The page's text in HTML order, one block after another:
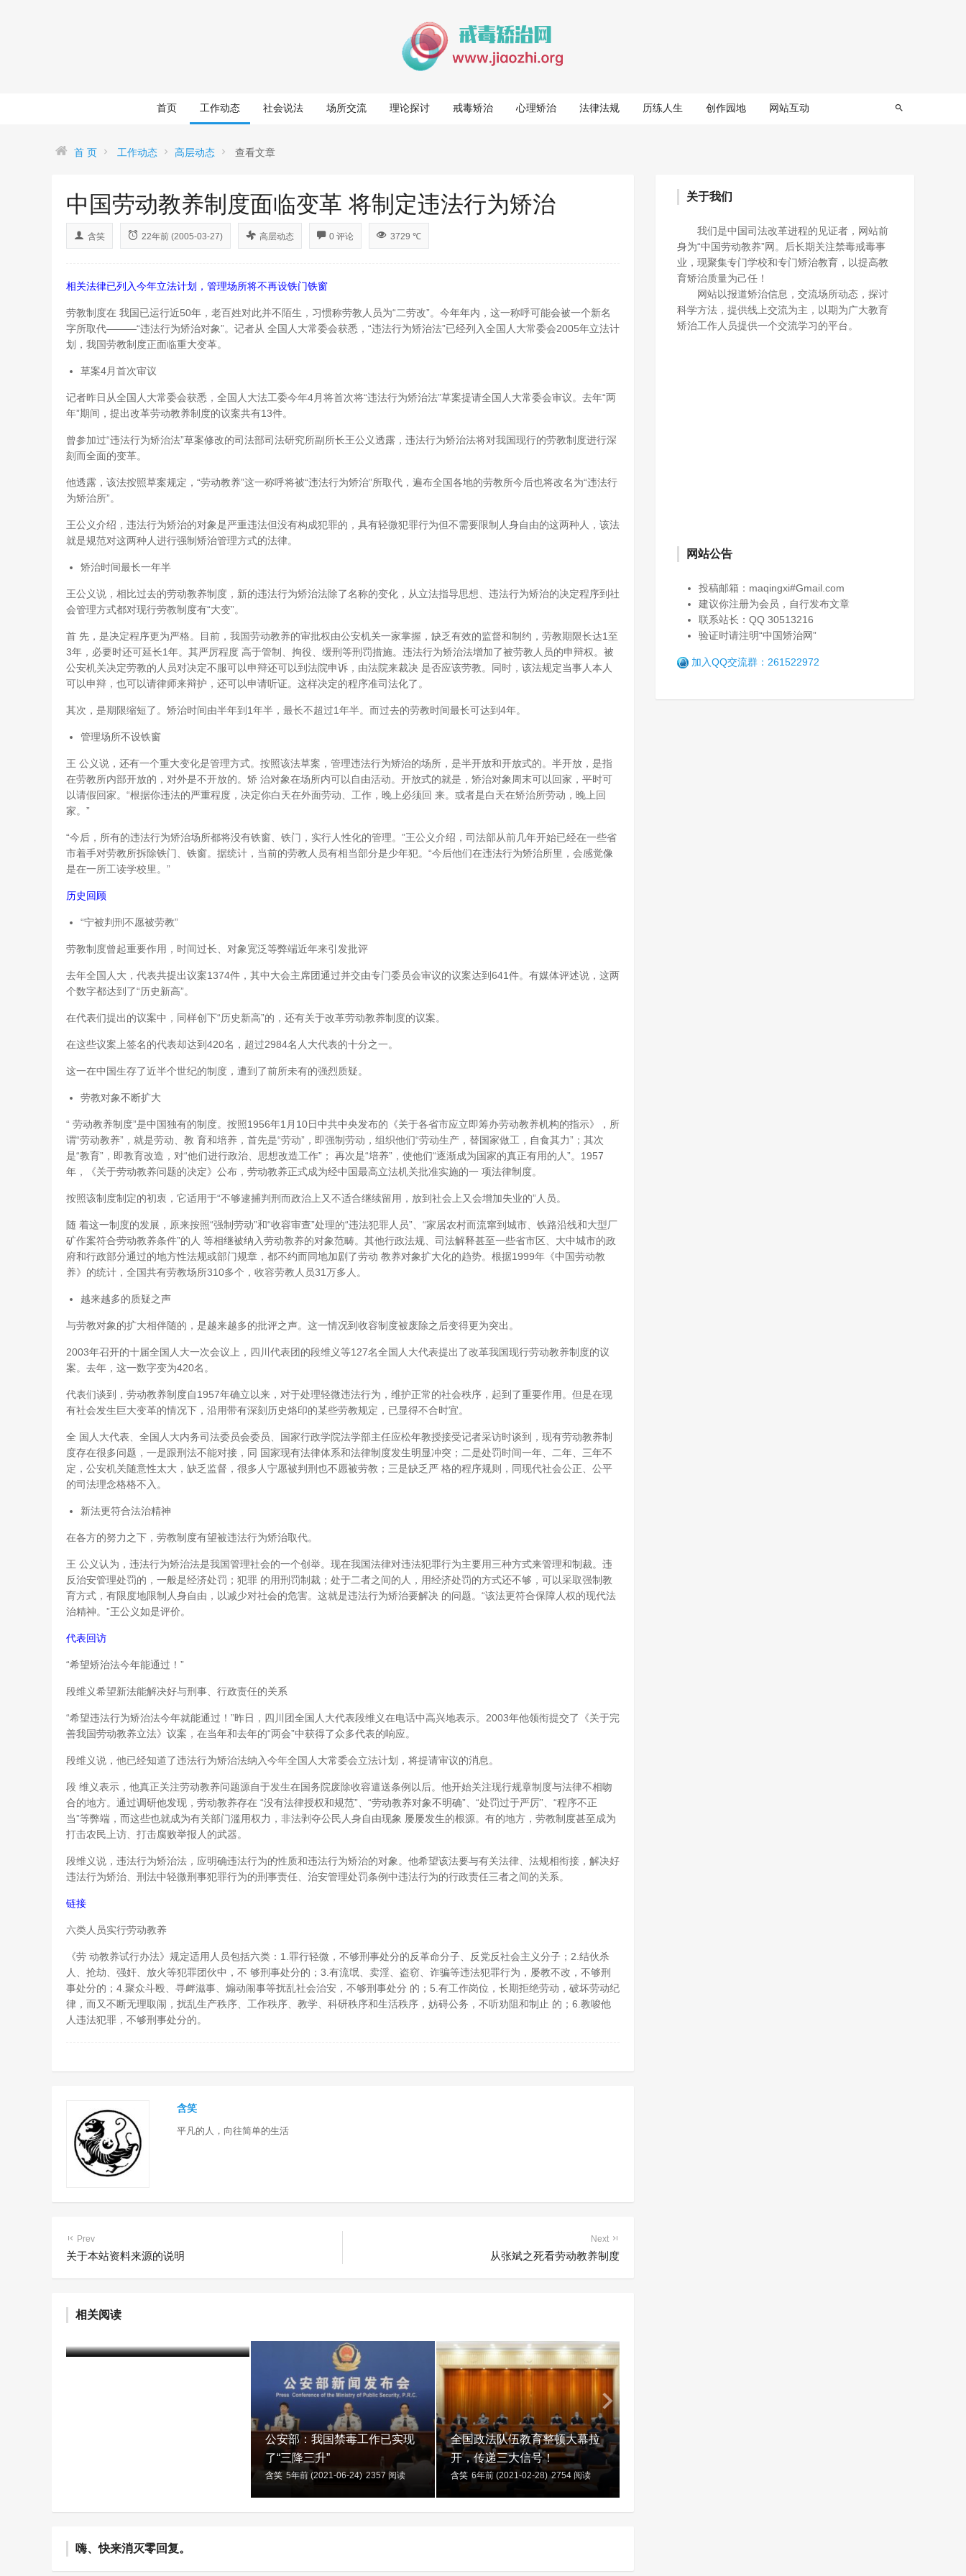
首页 工作动态 社会说法 场所交流 理论探讨 戒毒矫治 心理矫治 法律法规 历练人生 创作园地 网站互动
首 页 工作动态 高层动态 查看文章
中国劳动教养制度面临变革 将制定违法行为矫治
含笑 22年前 (2005-03-27) 高层动态 0 评论 3729 ℃
相关法律已列入今年立法计划，管理场所将不再设铁门铁窗
劳教制度在 我国已运行近50年，老百姓对此并不陌生，习惯称劳教人员为“二劳改”。今年年内，这一称呼可能会被一个新名
字所取代———“违法行为矫治对象”。记者从 全国人大常委会获悉，“违法行为矫治法”已经列入全国人大常委会2005年立法计
划，我国劳教制度正面临重大变革。
草案4月首次审议
记者昨日从全国人大常委会获悉，全国人大法工委今年4月将首次将“违法行为矫治法”草案提请全国人大常委会审议。去年“两
年”期间，提出改革劳动教养制度的议案共有13件。
曾参加过“违法行为矫治法”草案修改的司法部司法研究所副所长王公义透露，违法行为矫治法将对我国现行的劳教制度进行深
刻而全面的变革。
他透露，该法按照草案规定，“劳动教养”这一称呼将被“违法行为矫治”所取代，遍布全国各地的劳教所今后也将改名为“违法行
为矫治所”。
王公义介绍，违法行为矫治的对象是严重违法但没有构成犯罪的，具有轻微犯罪行为但不需要限制人身自由的这两种人，该法
就是规范对这两种人进行强制矫治管理方式的法律。
矫治时间最长一年半
王公义说，相比过去的劳动教养制度，新的违法行为矫治法除了名称的变化，从立法指导思想、违法行为矫治的决定程序到社
会管理方式都对现行劳教制度有“大变”。
首 先，是决定程序更为严格。目前，我国劳动教养的审批权由公安机关一家掌握，缺乏有效的监督和制约，劳教期限长达1至
3年，必要时还可延长1年。其严厉程度 高于管制、拘役、缓刑等刑罚措施。违法行为矫治法增加了被劳教人员的申辩权。被
公安机关决定劳教的人员对决定不服可以申辩还可以到法院申诉，由法院来裁决 是否应该劳教。同时，该法规定当事人本人
可以申辩，也可以请律师来辩护，还可以申请听证。这样决定的程序准司法化了。
其次，是期限缩短了。矫治时间由半年到1年半，最长不超过1年半。而过去的劳教时间最长可达到4年。
管理场所不设铁窗
王 公义说，还有一个重大变化是管理方式。按照该法草案，管理违法行为矫治的场所，是半开放和开放式的。半开放，是指
在劳教所内部开放的，对外是不开放的。矫 治对象在场所内可以自由活动。开放式的就是，矫治对象周末可以回家，平时可
以请假回家。“根据你违法的严重程度，决定你白天在外面劳动、工作，晚上必须回 来。或者是白天在矫治所劳动，晚上回
家。”
“今后，所有的违法行为矫治场所都将没有铁窗、铁门，实行人性化的管理。”王公义介绍，司法部从前几年开始已经在一些省
市着手对劳教所拆除铁门、铁窗。据统计，当前的劳教人员有相当部分是少年犯。“今后他们在违法行为矫治所里，会感觉像
是在一所工读学校里。”
历史回顾
“宁被判刑不愿被劳教”
劳教制度曾起重要作用，时间过长、对象宽泛等弊端近年来引发批评
去年全国人大，代表共提出议案1374件，其中大会主席团通过并交由专门委员会审议的议案达到641件。有媒体评述说，这两
个数字都达到了“历史新高”。
在代表们提出的议案中，同样创下“历史新高”的，还有关于改革劳动教养制度的议案。
在这些议案上签名的代表却达到420名，超过2984名人大代表的十分之一。
这一在中国生存了近半个世纪的制度，遭到了前所未有的强烈质疑。
劳教对象不断扩大
“ 劳动教养制度”是中国独有的制度。按照1956年1月10日中共中央发布的《关于各省市应立即筹办劳动教养机构的指示》，所
谓“劳动教养”，就是劳动、教 育和培养，首先是“劳动”，即强制劳动，组织他们“劳动生产，替国家做工，自食其力”；其次
是“教育”，即教育改造，对“他们进行政治、思想改造工作”； 再次是“培养”，使他们“逐渐成为国家的真正有用的人”。1957
年，《关于劳动教养问题的决定》公布，劳动教养正式成为经中国最高立法机关批准实施的一 项法律制度。
按照该制度制定的初衷，它适用于“不够逮捕判刑而政治上又不适合继续留用，放到社会上又会增加失业的”人员。
随 着这一制度的发展，原来按照“强制劳动”和“收容审查”处理的“违法犯罪人员”、“家居农村而流窜到城市、铁路沿线和大型厂
矿作案符合劳动教养条件”的人 等相继被纳入劳动教养的对象范畴。其他行政法规、司法解释甚至一些省市区、大中城市的政
府和行政部分通过的地方性法规或部门规章，都不约而同地加剧了劳动 教养对象扩大化的趋势。根据1999年《中国劳动教
养》的统计，全国共有劳教场所310多个，收容劳教人员31万多人。
越来越多的质疑之声
与劳教对象的扩大相伴随的，是越来越多的批评之声。这一情况到收容制度被废除之后变得更为突出。
2003年召开的十届全国人大一次会议上，四川代表团的段维义等127名全国人大代表提出了改革我国现行劳动教养制度的议
案。去年，这一数字变为420名。
代表们谈到，劳动教养制度自1957年确立以来，对于处理轻微违法行为，维护正常的社会秩序，起到了重要作用。但是在现
有社会发生巨大变革的情况下，沿用带有深刻历史烙印的某些劳教规定，已显得不合时宜。
全 国人大代表、全国人大内务司法委员会委员、国家行政学院法学部主任应松年教授接受记者采访时谈到，现有劳动教养制
度存在很多问题，一是跟刑法不能对接，同 国家现有法律体系和法律制度发生明显冲突；二是处罚时间一年、二年、三年不
定，公安机关随意性太大，缺乏监督，很多人宁愿被判刑也不愿被劳教；三是缺乏严 格的程序规则，同现代社会公正、公平
的司法理念格格不入。
新法更符合法治精神
在各方的努力之下，劳教制度有望被违法行为矫治取代。
王 公义认为，违法行为矫治法是我国管理社会的一个创举。现在我国法律对违法犯罪行为主要用三种方式来管理和制裁。违
反治安管理处罚的，一般是经济处罚；犯罪 的用刑罚制裁；处于二者之间的人，用经济处罚的方式还不够，可以采取强制教
育方式，有限度地限制人身自由，以减少对社会的危害。这就是违法行为矫治要解决 的问题。“该法更符合保障人权的现代法
治精神。”王公义如是评价。
代表回访
“希望矫治法今年能通过！”
段维义希望新法能解决好与刑事、行政责任的关系
“希望违法行为矫治法今年就能通过！”昨日，四川团全国人大代表段维义在电话中高兴地表示。2003年他领衔提交了《关于完
善我国劳动教养立法》议案，在当年和去年的“两会”中获得了众多代表的响应。
段维义说，他已经知道了违法行为矫治法纳入今年全国人大常委会立法计划，将提请审议的消息。
段 维义表示，他真正关注劳动教养问题源自于发生在国务院废除收容遣送条例以后。他开始关注现行规章制度与法律不相吻
合的地方。通过调研他发现，劳动教养存在 “没有法律授权和规范”、“劳动教养对象不明确”、“处罚过于严厉”、“程序不正
当”等弊端，而这些也就成为有关部门滥用权力，非法剥夺公民人身自由现象 屡屡发生的根源。有的地方，劳教制度甚至成为
打击农民上访、打击腐败举报人的武器。
段维义说，违法行为矫治法，应明确违法行为的性质和违法行为矫治的对象。他希望该法要与有关法律、法规相衔接，解决好
违法行为矫治、刑法中轻微刑事犯罪行为的刑事责任、治安管理处罚条例中违法行为的行政责任三者之间的关系。
链接
六类人员实行劳动教养
《劳 动教养试行办法》规定适用人员包括六类：1.罪行轻微，不够刑事处分的反革命分子、反党反社会主义分子；2.结伙杀
人、抢劫、强奸、放火等犯罪团伙中，不 够刑事处分的；3.有流氓、卖淫、盗窃、诈骗等违法犯罪行为，屡教不改，不够刑
事处分的；4.聚众斗殴、寻衅滋事、煽动闹事等扰乱社会治安，不够刑事处分 的；5.有工作岗位，长期拒绝劳动，破坏劳动纪
律，而又不断无理取闹，扰乱生产秩序、工作秩序、教学、科研秩序和生活秩序，妨碍公务，不听劝阻和制止 的；6.教唆他
人违法犯罪，不够刑事处分的。
含笑
平凡的人，向往简单的生活
Prev
关于本站资料来源的说明
Next
从张斌之死看劳动教养制度
相关阅读
三部门联合发文：关于进一步
告
公安部：我国禁毒工作已实现
了“三降三升”
含笑 5年前 (2021-06-24) 2357 阅读
全国政法队伍教育整顿大幕拉
开，传递三大信号！
含笑 6年前 (2021-02-28) 2754 阅读
嗨、快来消灭零回复。
关于我们
我们是中国司法改革进程的见证者，网站前
身为“中国劳动教养”网。后长期关注禁毒戒毒事
业，现聚集专门学校和专门矫治教育，以提高教
育矫治质量为己任！
网站以报道矫治信息，交流场所动态，探讨
科学方法，提供线上交流为主，以期为广大教育
矫治工作人员提供一个交流学习的平台。
网站公告
投稿邮箱：maqingxi#Gmail.com
建议你注册为会员，自行发布文章
联系站长：QQ 30513216
验证时请注明“中国矫治网”
加入QQ交流群：261522972